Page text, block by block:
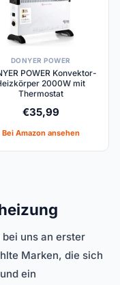
DONYER POWER
POWER Konvektor-
2000W mit
Thermostat
€35,99
Bei Amazon ansehen
uns an erster
Marken, die sich
ein